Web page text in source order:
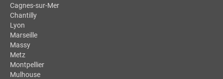
Cagnes-sur-Mer
Chantilly
Lyon
Marseille
Massy
Metz
Montpellier
Mulhouse